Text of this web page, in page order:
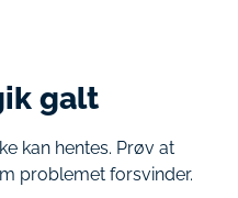
galt
kan hentes. Prøv at
problemet forsvinder.